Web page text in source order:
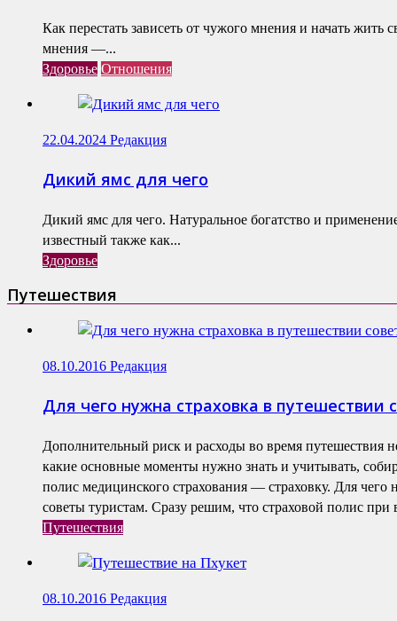
Как перестать зависеть от чужого мнения и начать жить
мнения —...
Здоровье Отношения
22.04.2024 Редакция
Дикий ямс для чего
Дикий ямс для чего. Натуральное богатство и
известный также как...
Здоровье
Путешествия
08.10.2016 Редакция
Для чего нужна страховка в путешествии
Дополнительный риск и расходы во время путешествия
какие основные моменты нужно знать и учитывать,
полис медицинского страхования — страховку. Для чего
советы туристам. Сразу решим, что страховой полис при
Путешествия
08.10.2016 Редакция